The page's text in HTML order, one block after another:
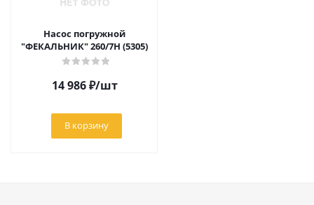
Насос погружной
"ФЕКАЛЬНИК" 260/7Н (5305)
14 986₽/шт
В корзину